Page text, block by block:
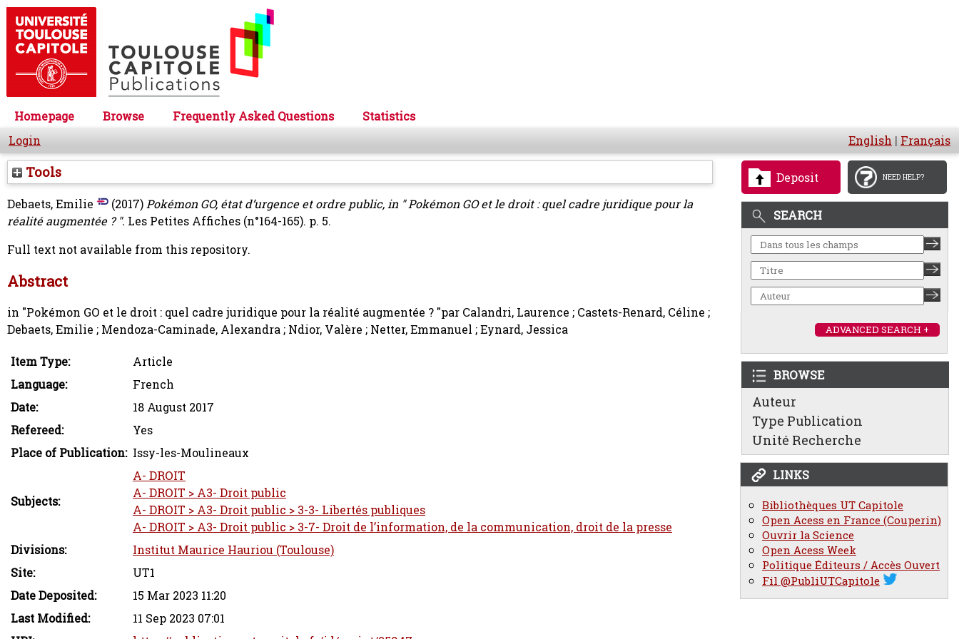
Homepage Browse Frequently Asked Questions
Statistics
Login
English | Français
Deposit NEED HELP?
SEARCH
ADVANCED SEARCH +
BROWSE
Auteur
Type Publication
Unité Recherche
LINKS
Bibliothèques UT Capitole
Open Acess en France (Couperin)
Ouvrir la Science
Open Acess Week
Politique Éditeurs / Accès Ouvert
Fil @PubliUTCapitole
Tools
Debaets, Emilie (2017)Pokémon GO, état d’urgence et ordre public, in " Pokémon GO et le droit : quel cadre juridique pour la
réalité augmentée ? ". Les Petites Affiches (n°164-165). p. 5.
Full text not available from this repository.
Abstract
in "Pokémon GO et le droit : quel cadre juridique pour la réalité augmentée ? "par Calandri, Laurence ; Castets-Renard, Céline ;
Debaets, Emilie ; Mendoza-Caminade, Alexandra ; Ndior, Valère ; Netter, Emmanuel ; Eynard, Jessica
Item Type:
Article
Language:
French
Date:
18 August 2017
Refereed:
Yes
Place of Publication: Issy-les-Moulineaux
Subjects:
A- DROIT
A- DROIT > A3- Droit public
A- DROIT > A3- Droit public > 3-3- Libertés publiques
A- DROIT > A3- Droit public > 3-7- Droit de l’information, de la communication, droit de la presse
Divisions:
Institut Maurice Hauriou (Toulouse)
Site:
UT1
Date Deposited:
15 Mar 2023 11:20
Last Modified:
11 Sep 2023 07:01